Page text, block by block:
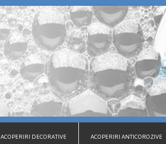
ACOPERIRI DECORATIVE ACOPERIRI ANTICOROZIVE